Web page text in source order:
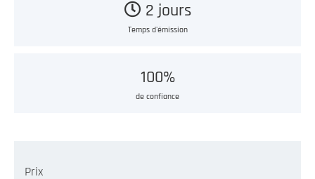
2 jours
Temps d'émission
100%
de confiance
Prix